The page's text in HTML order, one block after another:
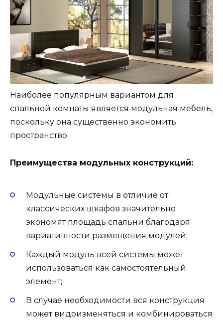
Наиболее популярным вариантом для
спальной комнаты является модульная мебель,
поскольку она существенно экономить
пространство
Преимущества модульных конструкций:
Модульные системы в отличие от
классических шкафов значительно
экономят площадь спальни благодаря
вариативности размещения модулей;
Каждый модуль всей системы может
использоваться как самостоятельный
элемент;
В случае необходимости вся конструкция
может видоизменяться и комбинироваться